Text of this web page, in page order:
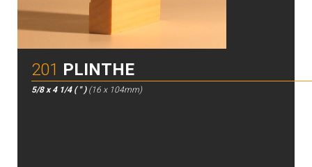
201 PLINTHE
5/8 x 4 1/4 ( " )(16 x 104mm)